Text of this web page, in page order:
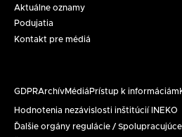
Aktuálne oznamy
Podujatia
Kontakt pre médiá
Päta
GDPRArchívMédiá Prístup k informáciám
Hodnotenia nezávislosti inštitúcií INEKO
Ďalšie orgány regulácie /